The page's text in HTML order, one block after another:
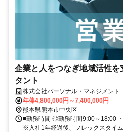
企業と人をつなぎ地域活性
タント
株式会社パーソナル・マネジメント
年俸4,800,000円～7,400,000円
熊本県熊本市中央区
■勤務時間 ◎勤務時間9:00～18:00
※入社1年経過後、フレックスタイ